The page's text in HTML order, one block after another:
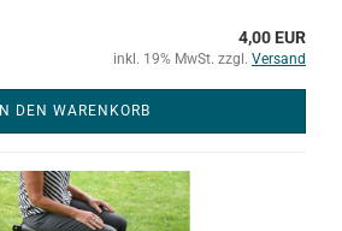
4,00 EUR
inkl. 19% MwSt. zzgl. Versand
IN DEN WARENKORB